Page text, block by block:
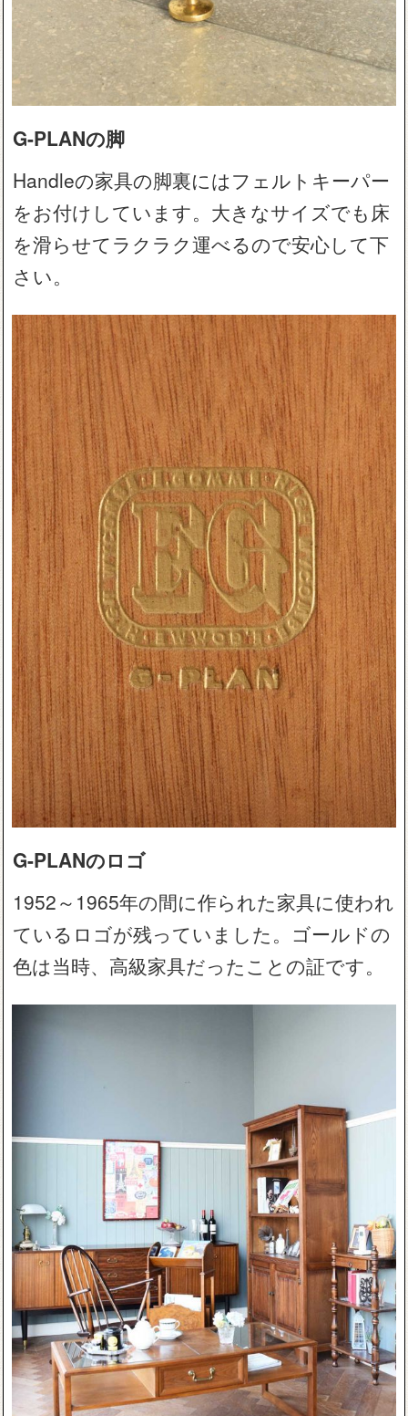
G-PLANの脚
Handleの家具の脚裏にはフェルトキーパー
をお付けしています。大きなサイズでも床
を滑らせてラクラク運べるので安心して下
さい。
G-PLANのロゴ
1952～1965年の間に作られた家具に使われ
ているロゴが残っていました。ゴールドの
色は当時、高級家具だったことの証です。